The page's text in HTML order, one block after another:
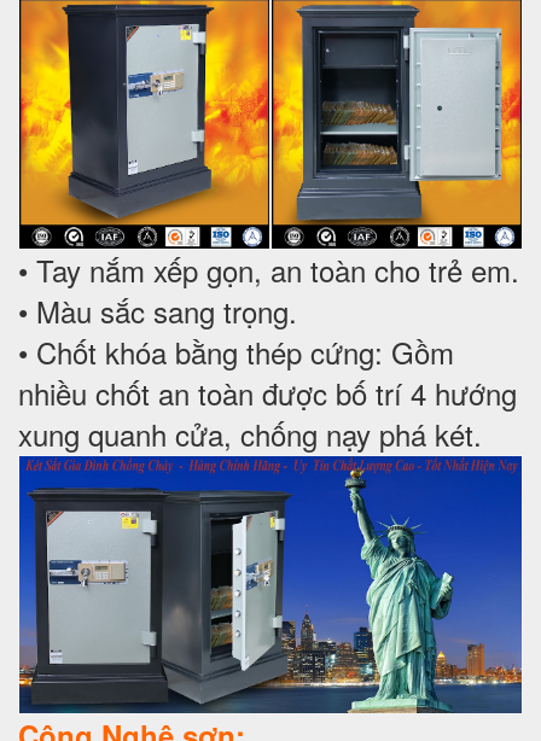
• Tay nắm xếp gọn, an toàn cho trẻ em.
• Màu sắc sang trọng.
• Chốt khóa bằng thép cứng: Gồm
nhiều chốt an toàn được bố trí 4 hướng
xung quanh cửa, chống nạy phá két.